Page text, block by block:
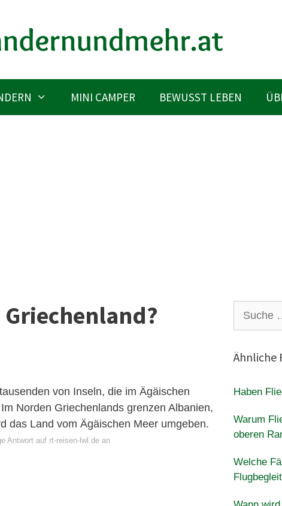
MINI CAMPER BEWUSST LEBEN
von Inseln, die im Ägäischen
Norden Griechenlands grenzen Albanien,
das Land vom Ägäischen Meer umgeben.
Antwort auf rt-reisen-lwl.de an
nach:
Ähnliche
Haben
Warum
oberen
Welche